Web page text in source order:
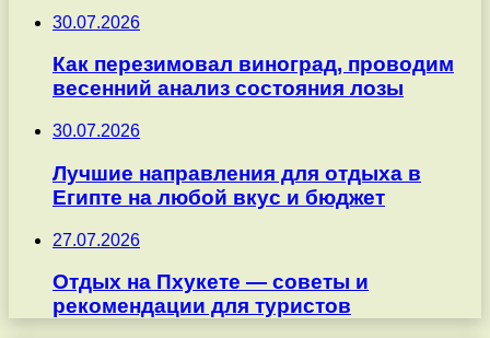
30.07.2026
Как перезимовал виноград, проводим
весенний анализ состояния лозы
30.07.2026
Лучшие направления для отдыха в
Египте на любой вкус и бюджет
27.07.2026
Отдых на Пхукете — советы и
рекомендации для туристов